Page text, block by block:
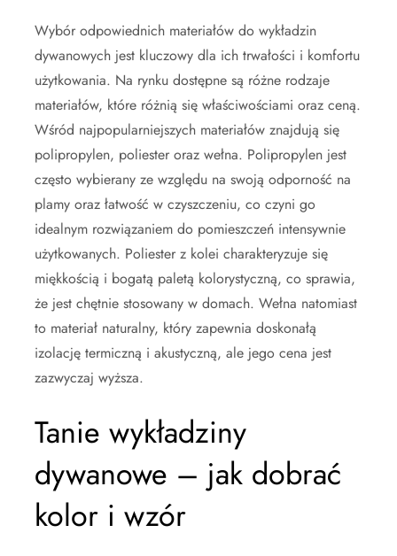
Wybór odpowiednich materiałów do wykładzin
dywanowych jest kluczowy dla ich trwałości i komfortu
użytkowania. Na rynku dostępne są różne rodzaje
materiałów, które różnią się właściwościami oraz ceną.
Wśród najpopularniejszych materiałów znajdują się
polipropylen, poliester oraz wełna. Polipropylen jest
często wybierany ze względu na swoją odporność na
plamy oraz łatwość w czyszczeniu, co czyni go
idealnym rozwiązaniem do pomieszczeń intensywnie
użytkowanych. Poliester z kolei charakteryzuje się
miękkością i bogatą paletą kolorystyczną, co sprawia,
że jest chętnie stosowany w domach. Wełna natomiast
to materiał naturalny, który zapewnia doskonałą
izolację termiczną i akustyczną, ale jego cena jest
zazwyczaj wyższa.
Tanie wykładziny
dywanowe – jak dobrać
kolor i wzór